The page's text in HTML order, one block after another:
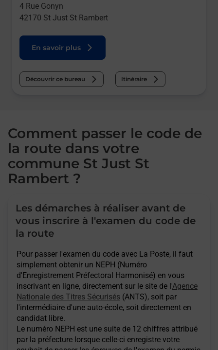
4 Rue Gonyn
42170 St Just St Rambert
En savoir plus
Découvrir ce bureau Itinéraire
Comment passer le code de
la route dans votre
commune St Just St
Rambert ?
Les démarches à réaliser avant de
vous inscrire à l'examen du code de
la route
Pour passer l'examen du code avec La Poste, il faut
simplement obtenir un NEPH (Numéro
d'Enregistrement Préfectoral Harmonisé) en vous
inscrivant en ligne, directement sur le site de l'Agence
Nationale des Titres Sécurisés (ANTS), soit par
l'intermédiaire d'une auto-école, soit directement en
candidat libre.
Le numéro NEPH est une suite de 12 chiffres attribué
par la préfecture lorsque celle-ci enregistre votre